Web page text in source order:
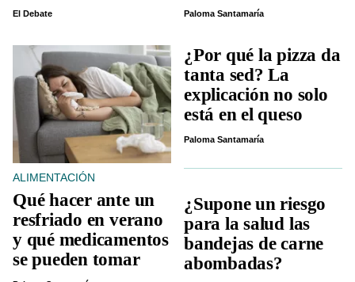
El Debate Paloma Santamaría
ALIMENTACIÓN
Qué hacer ante un
resfriado en verano
y qué medicamentos
se pueden tomar
¿Por qué la pizza da
tanta sed? La
explicación no solo
está en el queso
Paloma Santamaría
¿Supone un riesgo
para la salud las
bandejas de carne
abombadas?